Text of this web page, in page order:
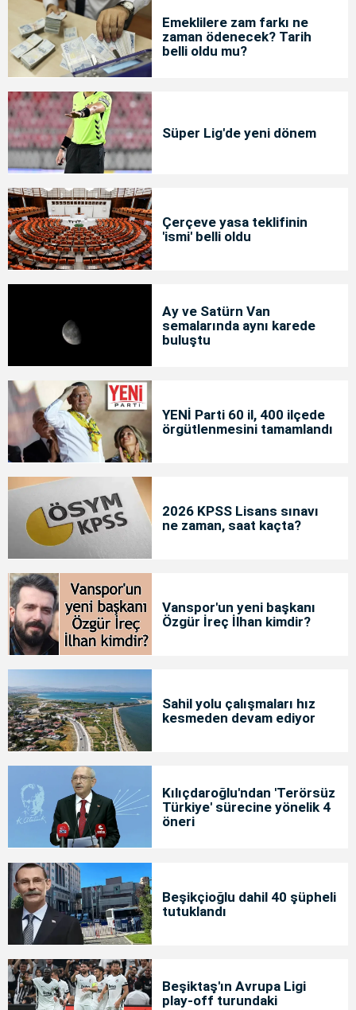
Emeklilere zam farkı ne
zaman ödenecek? Tarih
belli oldu mu?
Süper Lig'de yeni dönem
Çerçeve yasa teklifinin
'ismi' belli oldu
Ay ve Satürn Van
semalarında aynı karede
buluştu
YENİ Parti 60 il, 400 ilçede
örgütlenmesini tamamlandı
2026 KPSS Lisans sınavı
ne zaman, saat kaçta?
Vanspor'un yeni başkanı
Özgür İreç İlhan kimdir?
Sahil yolu çalışmaları hız
kesmeden devam ediyor
Kılıçdaroğlu'ndan 'Terörsüz
Türkiye' sürecine yönelik 4
öneri
Beşikçioğlu dahil 40 şüpheli
tutuklandı
Beşiktaş'ın Avrupa Ligi
play-off turundaki